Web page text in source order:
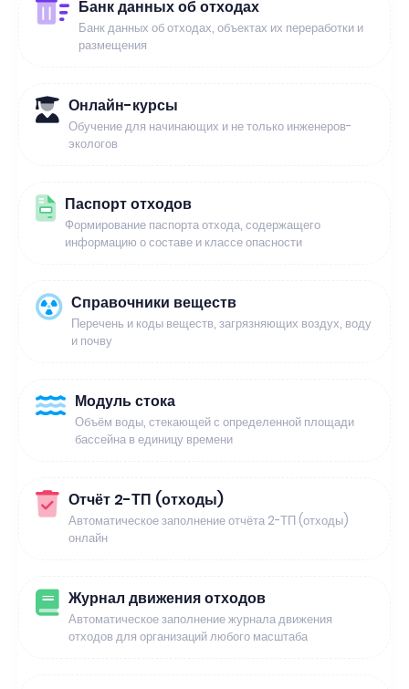
Банк данных об отходах
Банк данных об отходах, объектах их переработки и
размещения
Онлайн-курсы
Обучение для начинающих и не только инженеров-
экологов
Паспорт отходов
Формирование паспорта отхода, содержащего
информацию о составе и классе опасности
Справочники веществ
Перечень и коды веществ, загрязняющих воздух, воду
и почву
Модуль стока
Объём воды, стекающей с определенной площади
бассейна в единицу времени
Отчёт 2-ТП (отходы)
Автоматическое заполнение отчёта 2-ТП (отходы)
онлайн
Журнал движения отходов
Автоматическое заполнение журнала движения
отходов для организаций любого масштаба